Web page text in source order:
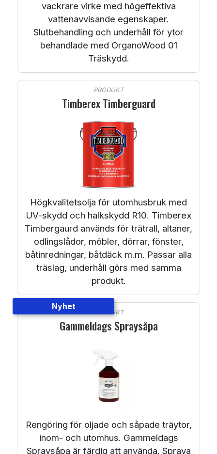
vackrare virke med högeffektiva
vattenavvisande egenskaper.
Slutbehandling och underhåll för ytor
behandlade med OrganoWood 01
Träskydd.
PRODUKT
Timberex Timberguard
Högkvalitetsolja för utomhusbruk med
UV-skydd och halkskydd R10. Timberex
Timbergaurd används för trätrall, altaner,
odlingslådor, möbler, dörrar, fönster,
båtinredningar, båtdäck m.m. Passar alla
träslag, underhåll görs med samma
produkt.
PRODUKT
Nyhet
Gammeldags Spraysåpa
Rengöring för oljade och såpade träytor,
inom- och utomhus. Gammeldags
Spraysåpa är färdig att använda. Spraya